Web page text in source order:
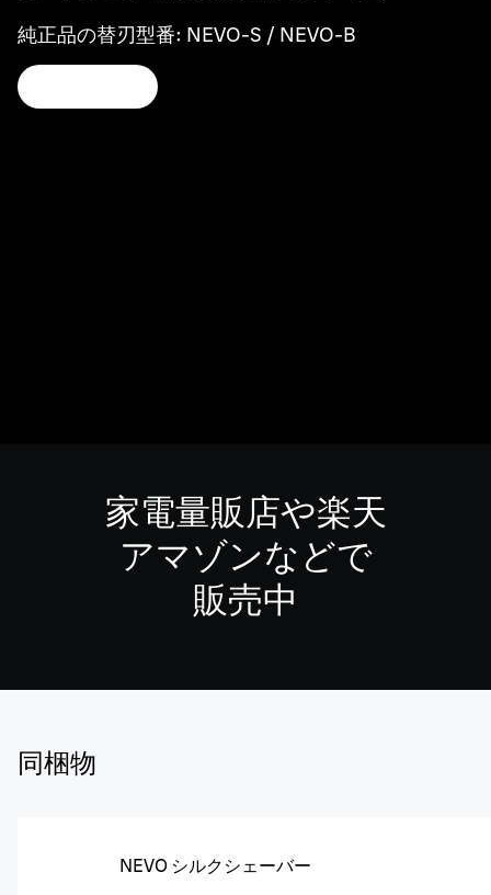
純正品の替刃型番: NEVO-S / NEVO-B
家電量販店や楽天
アマゾンなどで
販売中
同梱物
NEVO シルクシェーバー